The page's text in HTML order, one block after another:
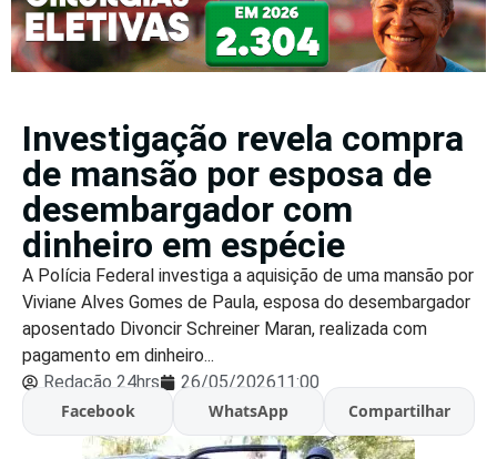
Investigação revela compra
de mansão por esposa de
desembargador com
dinheiro em espécie
A Polícia Federal investiga a aquisição de uma mansão por
Viviane Alves Gomes de Paula, esposa do desembargador
aposentado Divoncir Schreiner Maran, realizada com
pagamento em dinheiro...
Redação 24hrs
26/05/202611:00
Facebook
WhatsApp Compartilhar